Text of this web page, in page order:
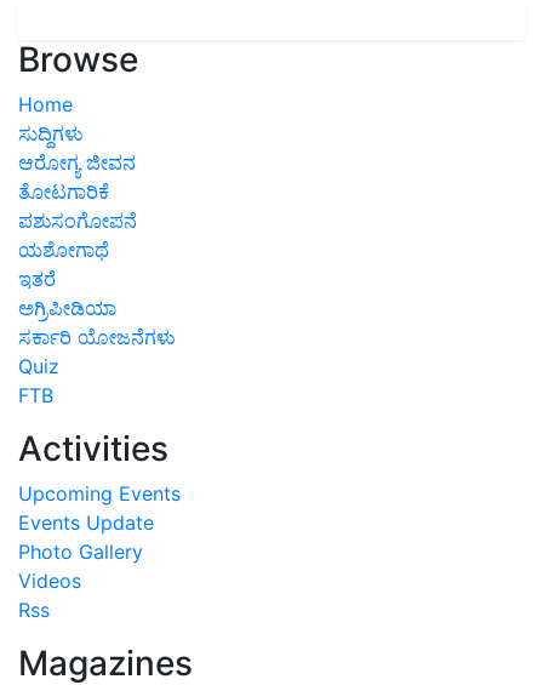
Browse
Home
ಸುದ್ದಿಗಳು
ಆರೋಗ್ಯ ಜೀವನ
ತೋಟಗಾರಿಕೆ
ಪಶುಸಂಗೋಪನೆ
ಯಶೋಗಾಥೆ
ಇತರೆ
ಅಗ್ರಿಪೀಡಿಯಾ
ಸರ್ಕಾರಿ ಯೋಜನೆಗಳು
Quiz
FTB
Activities
Upcoming Events
Events Update
Photo Gallery
Videos
Rss
Magazines